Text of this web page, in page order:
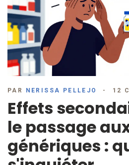
PAR NERISSA PELLEJO 12
Effets
le passage
génériques :